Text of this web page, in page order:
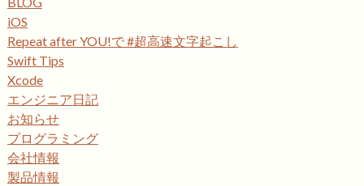
iOS
Repeat after YOU!で #超高速文字起こし
Swift Tips
Xcode
エンジニア日記
お知らせ
プログラミング
会社情報
製品情報